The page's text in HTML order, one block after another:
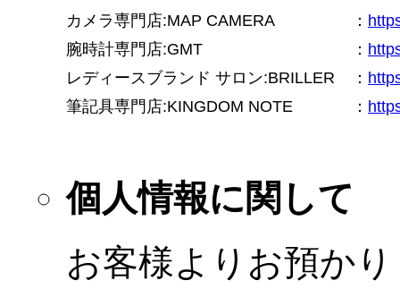
カメラ専門店:MAP CAMERA ：
腕時計専門店:GMT
：
レディースブランド サロン:BRILLER
：
筆記具専門店:KINGDOM NOTE
：
個人情報に関して
お客様よりお預か